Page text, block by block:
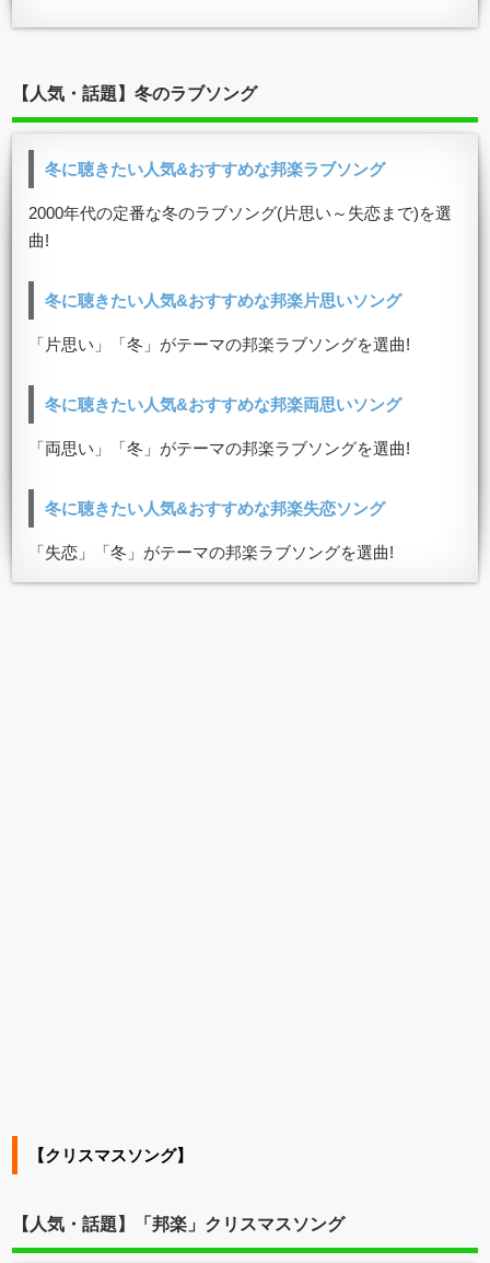
【人気・話題】冬のラブソング
冬に聴きたい人気&おすすめな邦楽ラブソング
2000年代の定番な冬のラブソング(片思い～失恋まで)を選
曲!
冬に聴きたい人気&おすすめな邦楽片思いソング
「片思い」「冬」がテーマの邦楽ラブソングを選曲!
冬に聴きたい人気&おすすめな邦楽両思いソング
「両思い」「冬」がテーマの邦楽ラブソングを選曲!
冬に聴きたい人気&おすすめな邦楽失恋ソング
「失恋」「冬」がテーマの邦楽ラブソングを選曲!
【クリスマスソング】
【人気・話題】「邦楽」クリスマスソング